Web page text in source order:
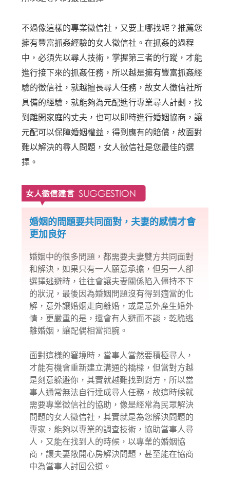
不過像這樣的專業徵信社，又要上哪找呢？推薦您
擁有豐富抓姦經驗的女人徵信社。在抓姦的過程
中，必須先以尋人技術，掌握第三者的行蹤，才能
進行接下來的抓姦任務，所以越是擁有豐富抓姦經
驗的徵信社，就越擅長尋人任務，故女人徵信社所
具備的經驗，就能夠為元配進行專業尋人計劃，找
到離開家庭的丈夫，也可以即時進行婚姻協商，讓
元配可以保障婚姻權益，得到應有的賠償，故面對
難以解決的尋人問題，女人徵信社是您最佳的選
擇。
婚姻的問題要共同面對，夫妻的感情才會
更加良好
婚姻中的很多問題，都需要夫妻雙方共同面對
和解決，如果只有一人願意承擔，但另一人卻
選擇逃避時，往往會讓夫妻關係陷入僵持不下
的狀況，最後因為婚姻問題沒有得到適當的化
解，意外讓婚姻走向離婚，或是意外產生婚外
情，更嚴重的是，還會有人避而不談，乾脆逃
離婚姻，讓配偶相當扼腕。
面對這樣的窘境時，當事人當然要積極尋人，
才能有機會重新建立溝通的橋樑，但當對方越
是刻意躲避你，其實就越難找到對方，所以當
事人通常無法自行達成尋人任務，故這時候就
需要專業徵信社的協助，像是經常為民眾解決
問題的女人徵信社，其實就是為您解決問題的
專家，能夠以專業的調查技術，協助當事人尋
人，又能在找到人的時候，以專業的婚姻協
商，讓夫妻敞開心房解決問題，甚至能在協商
中為當事人討回公道。